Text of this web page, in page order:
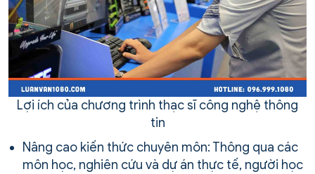
Lợi ích của chương trình thạc sĩ công nghệ thông
tin
Nâng cao kiến thức chuyên môn: Thông qua các
môn học, nghiên cứu và dự án thực tế, người học